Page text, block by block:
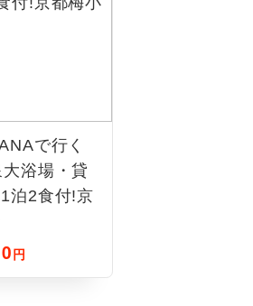
で行く
浴場・貸
泊2食付!京
円